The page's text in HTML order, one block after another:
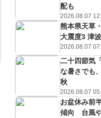
℃
m/s 1m/s
配も
2026.08.07
熊本県天草
大震度3 津
2026.08.07
二十四節気
な暑さでも
秋
2026.08.07
お盆休み前
傾向 台風